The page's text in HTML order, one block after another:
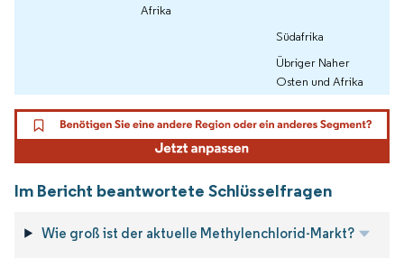
Afrika
Südafrika
Übriger Naher
Osten und Afrika
Im Bericht beantwortete Schlüsselfragen
Wie groß ist der aktuelle Methylenchlorid-Markt?